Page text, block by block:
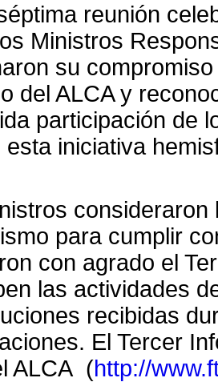
reunión
Ministros
su
del ALCA y
participación de
esta iniciativa
para cumplir
con agrado el
las actividades
recibidas
El Tercer
ALCA (http://